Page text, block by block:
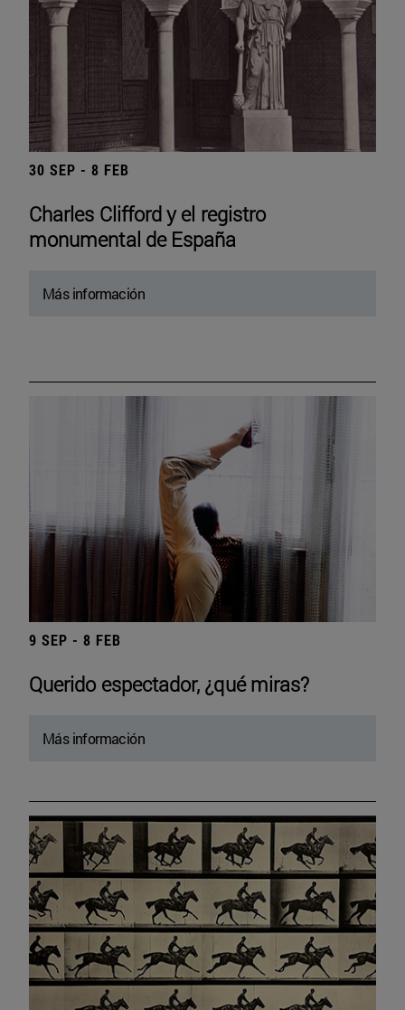
30 SEP - 8 FEB
Charles Clifford y el registro
monumental de España
Más información
9 SEP - 8 FEB
Querido espectador, ¿qué miras?
Más información